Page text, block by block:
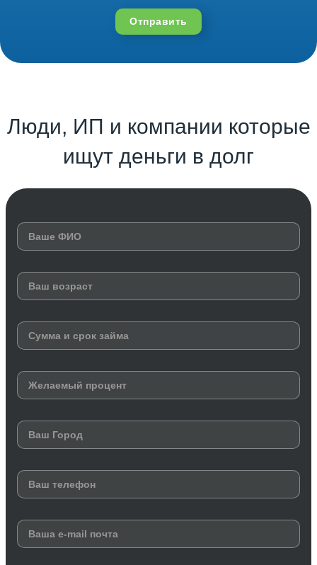
Отправить
Люди, ИП и компании которые
ищут деньги в долг